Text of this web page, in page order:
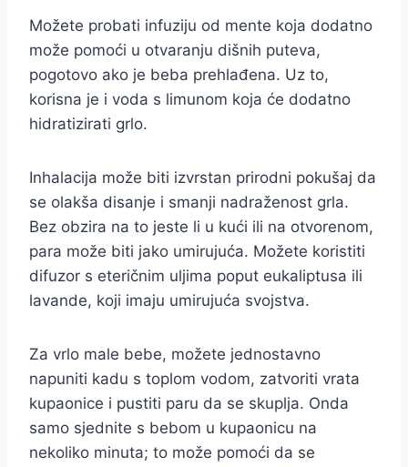
Možete probati infuziju od mente koja dodatno
može pomoći u otvaranju dišnih puteva,
pogotovo ako je beba prehlađena. Uz to,
korisna je i voda s limunom koja će dodatno
hidratizirati grlo.
Inhalacija može biti izvrstan prirodni pokušaj da
se olakša disanje i smanji nadraženost grla.
Bez obzira na to jeste li u kući ili na otvorenom,
para može biti jako umirujuća. Možete koristiti
difuzor s eteričnim uljima poput eukaliptusa ili
lavande, koji imaju umirujuća svojstva.
Za vrlo male bebe, možete jednostavno
napuniti kadu s toplom vodom, zatvoriti vrata
kupaonice i pustiti paru da se skuplja. Onda
samo sjednite s bebom u kupaonicu na
nekoliko minuta; to može pomoći da se